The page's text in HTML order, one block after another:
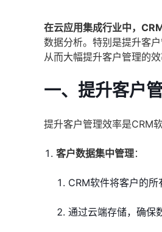
在云应用集成行业中，
数据分析。特别是提升客
从而大幅提升客户管理的
一、提升客户
提升客户管理效率是CRM
客户数据集中管理：
CRM软件将客户的所
通过云端存储，确保